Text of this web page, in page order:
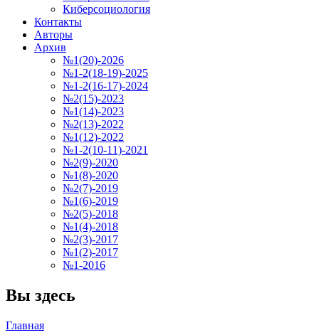
Киберсоциология
Контакты
Авторы
Архив
№1(20)-2026
№1-2(18-19)-2025
№1-2(16-17)-2024
№2(15)-2023
№1(14)-2023
№2(13)-2022
№1(12)-2022
№1-2(10-11)-2021
№2(9)-2020
№1(8)-2020
№2(7)-2019
№1(6)-2019
№2(5)-2018
№1(4)-2018
№2(3)-2017
№1(2)-2017
№1-2016
Вы здесь
Главная